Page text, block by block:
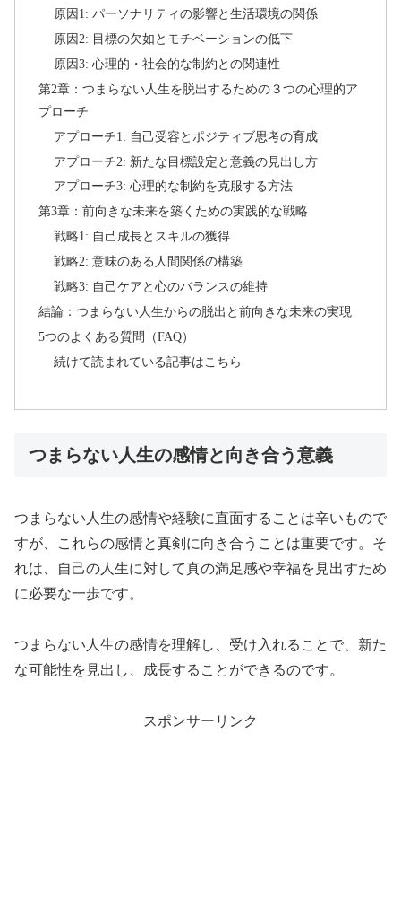
原因1: パーソナリティの影響と生活環境の関係
原因2: 目標の欠如とモチベーションの低下
原因3: 心理的・社会的な制約との関連性
第2章：つまらない人生を脱出するための３つの心理的ア
プローチ
アプローチ1: 自己受容とポジティブ思考の育成
アプローチ2: 新たな目標設定と意義の見出し方
アプローチ3: 心理的な制約を克服する方法
第3章：前向きな未来を築くための実践的な戦略
戦略1: 自己成長とスキルの獲得
戦略2: 意味のある人間関係の構築
戦略3: 自己ケアと心のバランスの維持
結論：つまらない人生からの脱出と前向きな未来の実現
5つのよくある質問（FAQ）
続けて読まれている記事はこちら
つまらない人生の感情と向き合う意義
つまらない人生の感情や経験に直面することは辛いもので
すが、これらの感情と真剣に向き合うことは重要です。そ
れは、自己の人生に対して真の満足感や幸福を見出すため
に必要な一歩です。
つまらない人生の感情を理解し、受け入れることで、新た
な可能性を見出し、成長することができるのです。
スポンサーリンク